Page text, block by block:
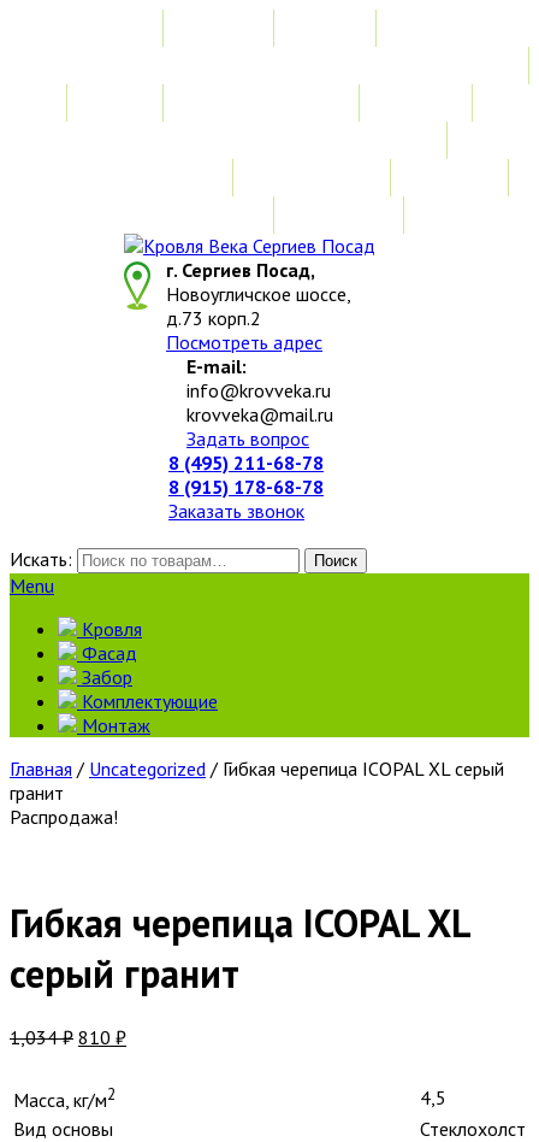
г. Сергиев Посад,
Новоугличское шоссе,
д.73 корп.2
Посмотреть адрес
E-mail:
info@krovveka.ru
krovveka@mail.ru
Задать вопрос
8 (495) 211-68-78
8 (915) 178-68-78
Заказать звонок
Искать:
Поиск
Menu
Кровля
Фасад
Забор
Комплектующие
Монтаж
Главная / Uncategorized / Гибкая черепица ICOPAL XL серый
гранит
Распродажа!
Гибкая черепица ICOPAL XL
серый гранит
1,034₽ 810 ₽
Масса, кг/м2
4,5
Вид основы
Стеклохолст